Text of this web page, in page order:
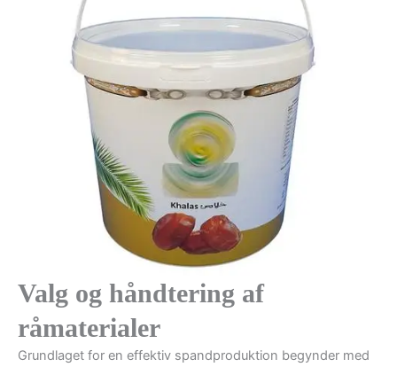
Valg og håndtering af
råmaterialer
Grundlaget for en effektiv spandproduktion begynder med